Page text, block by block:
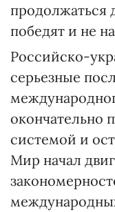
продолжаться
победят и не
Российско-
серьезные
окончательно
системой и
Мир начал